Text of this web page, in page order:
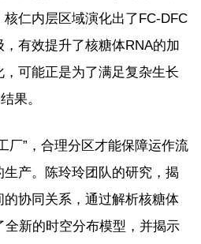
仁内层区域演化出了FC-DFC
有效提升了核糖体RNA的加
可能正是为了满足复杂生长
果。
厂”，合理分区才能保障运作流
产。陈玲玲团队的研究，揭
协同关系，通过解析核糖体
全新的时空分布模型，并揭示